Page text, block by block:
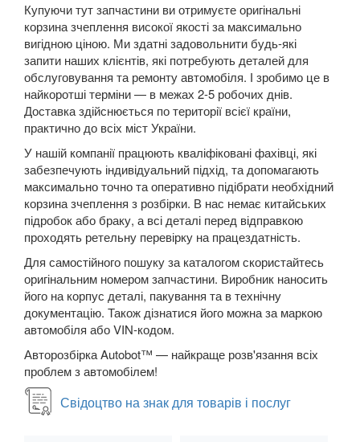
PEUGEOT
PORSCHE
RENAULT keyboard_arrow_down
ROVER
SAAB keyboard_arrow_down
SEAT keyboard_arrow_down
SKODA
SMART
SUBARU
SUZUKI
TESLA keyboard_arrow_down
TOYOTA
Купуючи тут запчастини ви отримуєте оригінальні
корзина зчеплення високої якості за максимально
вигідною ціною. Ми здатні задовольнити будь-які
запити наших клієнтів, які потребують деталей для
обслуговування та ремонту автомобіля. І зробимо це в
найкоротші терміни — в межах 2-5 робочих днів.
Доставка здійснюється по території всієї країни,
практично до всіх міст України.
У нашій компанії працюють кваліфіковані фахівці, які
забезпечують індивідуальний підхід, та допомагають
максимально точно та оперативно підібрати необхідний
корзина зчеплення з розбірки. В нас немає китайських
підробок або браку, а всі деталі перед відправкою
проходять ретельну перевірку на працездатність.
Для самостійного пошуку за каталогом скористайтесь
оригінальним номером запчастини. Виробник наносить
його на корпус деталі, пакування та в технічну
документацію. Також дізнатися його можна за маркою
автомобіля або VIN-кодом.
Авторозбірка Autobot™ — найкраще розв'язання всіх
проблем з автомобілем!
Свідоцтво на знак для товарів і послуг